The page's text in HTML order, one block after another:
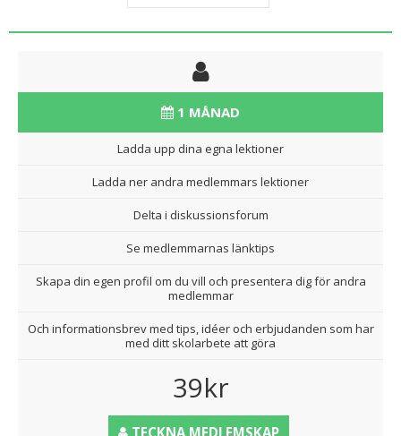
1 MÅNAD
Ladda upp dina egna lektioner
Ladda ner andra medlemmars lektioner
Delta i diskussionsforum
Se medlemmarnas länktips
Skapa din egen profil om du vill och presentera dig för andra
medlemmar
Och informationsbrev med tips, idéer och erbjudanden som har
med ditt skolarbete att göra
39kr